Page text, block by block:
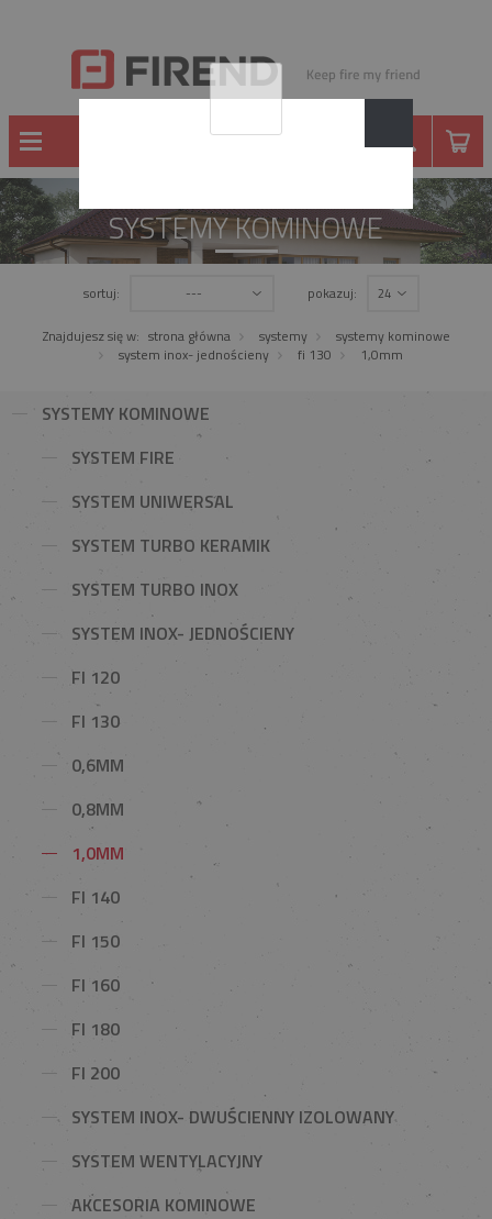
SYSTEMY KOMINOWE
sortuj: --- pokazuj: 24
Znajdujesz się w: strona główna systemy
systemy kominowe
system inox- jednościeny
fi 130 1,0mm
SYSTEMY KOMINOWE
SYSTEM FIRE
SYSTEM UNIWERSAL
SYSTEM TURBO KERAMIK
SYSTEM TURBO INOX
SYSTEM INOX- JEDNOŚCIENY
FI 120
FI 130
0,6MM
0,8MM
1,0MM
FI 140
FI 150
FI 160
FI 180
FI 200
SYSTEM INOX- DWUŚCIENNY IZOLOWANY
SYSTEM WENTYLACYJNY
AKCESORIA KOMINOWE